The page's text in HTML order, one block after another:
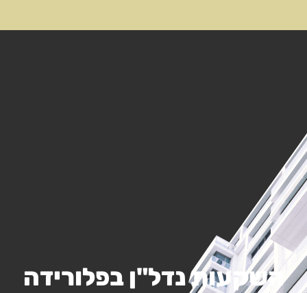
השקעות נדל"ן בפלורידה